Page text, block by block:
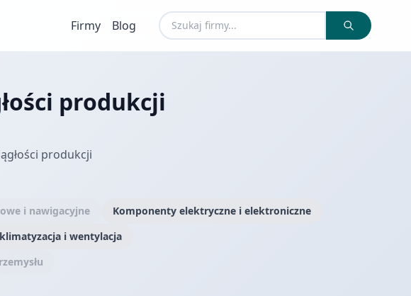
Firmy Blog
produkcji
produkcji
i nawigacyjne
Komponenty elektryczne i elektroniczne
i wentylacja